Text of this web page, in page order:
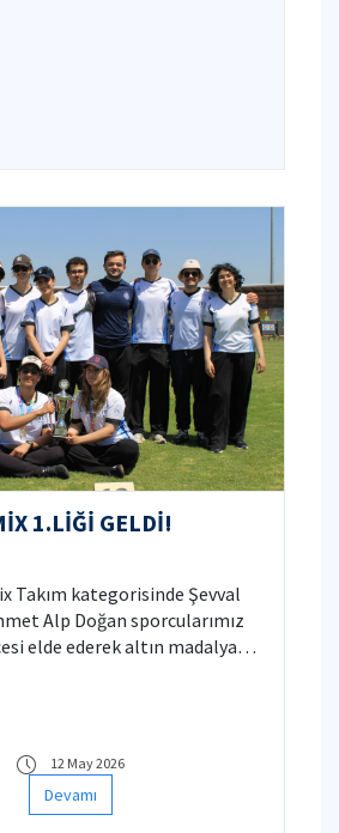
1.LİĞİ GELDİ!
Takım kategorisinde Şevval
Alp Doğan sporcularımız
elde ederek altın madalya
açısından bizim için büyük
oldu.
12 May 2026
Devamı